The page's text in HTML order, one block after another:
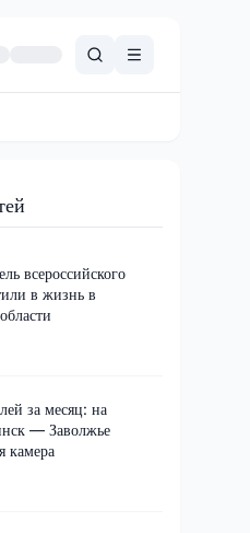
всероссийского
в жизнь в
за месяц: на
— Заволжье
камера